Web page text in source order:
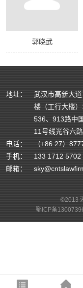
郭晓武
地址：
武汉市高新大
楼（工行大楼
536、913路中
11号线光谷六路
电话：
（+86 27）
手机：
133 1712 5702
邮箱：
©2013
鄂ICP备